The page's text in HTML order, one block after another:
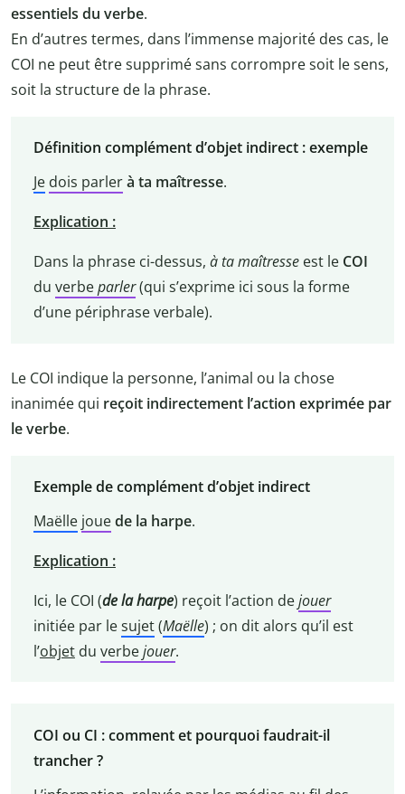
essentiels du verbe.
En d’autres termes, dans l’immense majorité des cas, le
COI ne peut être supprimé sans corrompre soit le sens,
soit la structure de la phrase.
Définition complément d’objet indirect : exemple
Je dois parlerà ta maîtresse.
Explication :
Dans la phrase ci-dessus, à ta maîtresseest le COI
du verbeparler(qui s’exprime ici sous la forme
d’une périphrase verbale).
Le COI indique la personne, l’animal ou la chose
inanimée qui reçoit indirectement l’action exprimée par
le verbe.
Exemple de complément d’objet indirect
Maëlle jouede la harpe.
Explication :
Ici, le COI (de la harpe) reçoit l’action dejouer
initiée par lesujet(Maëlle) ; on dit alors qu’il est
l’objetdu verbejouer.
COI ou CI : comment et pourquoi faudrait-il
trancher ?